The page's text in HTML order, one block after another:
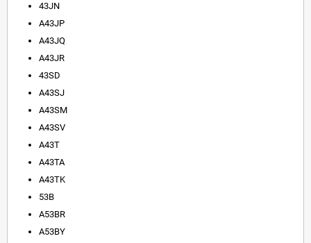
43JN
A43JP
A43JQ
A43JR
43SD
A43SJ
A43SM
A43SV
A43T
A43TA
A43TK
53B
A53BR
A53BY